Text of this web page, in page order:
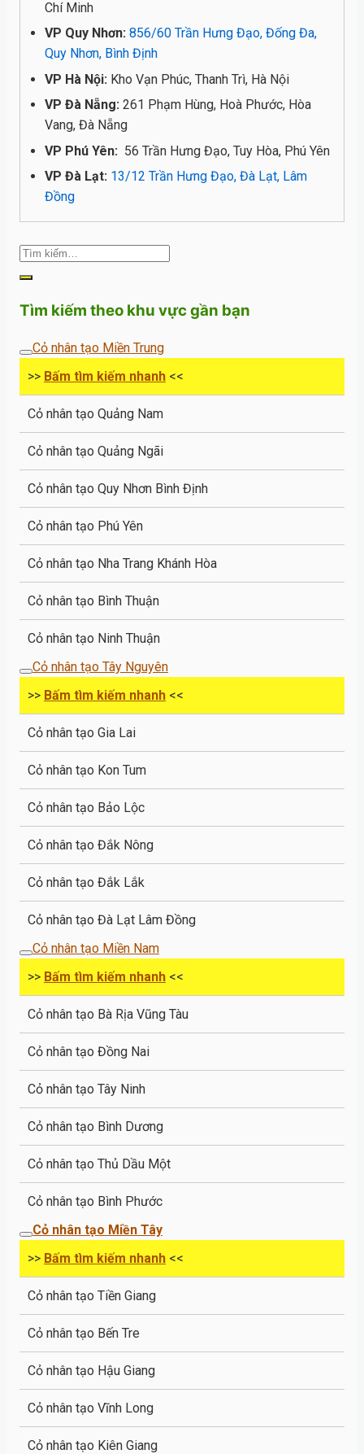
Chí Minh
VP Quy Nhơn: 856/60 Trần Hưng Đạo, Đống Đa,
Quy Nhơn, Bình Định
VP Hà Nội: Kho Vạn Phúc, Thanh Trì, Hà Nội
VP Đà Nẵng: 261 Phạm Hùng, Hoà Phước, Hòa
Vang, Đà Nẵng
VP Phú Yên: 56 Trần Hưng Đạo, Tuy Hòa, Phú Yên
VP Đà Lạt: 13/12 Trần Hưng Đạo, Đà Lạt, Lâm
Đồng
Tìm kiếm theo khu vực gần bạn
Cỏ nhân tạo Miền Trung
>> Bấm tìm kiếm nhanh <<
Cỏ nhân tạo Quảng Nam
Cỏ nhân tạo Quảng Ngãi
Cỏ nhân tạo Quy Nhơn Bình Định
Cỏ nhân tạo Phú Yên
Cỏ nhân tạo Nha Trang Khánh Hòa
Cỏ nhân tạo Bình Thuận
Cỏ nhân tạo Ninh Thuận
Cỏ nhân tạo Tây Nguyên
>> Bấm tìm kiếm nhanh <<
Cỏ nhân tạo Gia Lai
Cỏ nhân tạo Kon Tum
Cỏ nhân tạo Bảo Lộc
Cỏ nhân tạo Đắk Nông
Cỏ nhân tạo Đắk Lắk
Cỏ nhân tạo Đà Lạt Lâm Đồng
Cỏ nhân tạo Miền Nam
>> Bấm tìm kiếm nhanh <<
Cỏ nhân tạo Bà Rịa Vũng Tàu
Cỏ nhân tạo Đồng Nai
Cỏ nhân tạo Tây Ninh
Cỏ nhân tạo Bình Dương
Cỏ nhân tạo Thủ Dầu Một
Cỏ nhân tạo Bình Phước
Cỏ nhân tạo Miền Tây
>> Bấm tìm kiếm nhanh <<
Cỏ nhân tạo Tiền Giang
Cỏ nhân tạo Bến Tre
Cỏ nhân tạo Hậu Giang
Cỏ nhân tạo Vĩnh Long
Cỏ nhân tạo Kiên Giang